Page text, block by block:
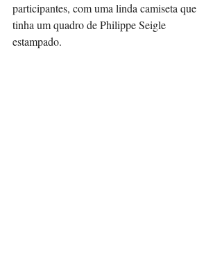
participantes, com uma linda camiseta que
tinha um quadro de Philippe Seigle
estampado.